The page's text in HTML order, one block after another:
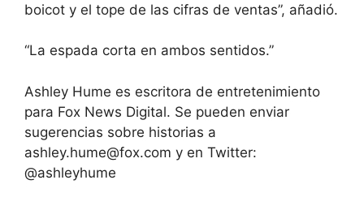
boicot y el tope de las cifras de ventas”, añadió.
“La espada corta en ambos sentidos.”
Ashley Hume es escritora de entretenimiento
para Fox News Digital. Se pueden enviar
sugerencias sobre historias a
ashley.hume@fox.com y en Twitter:
@ashleyhume